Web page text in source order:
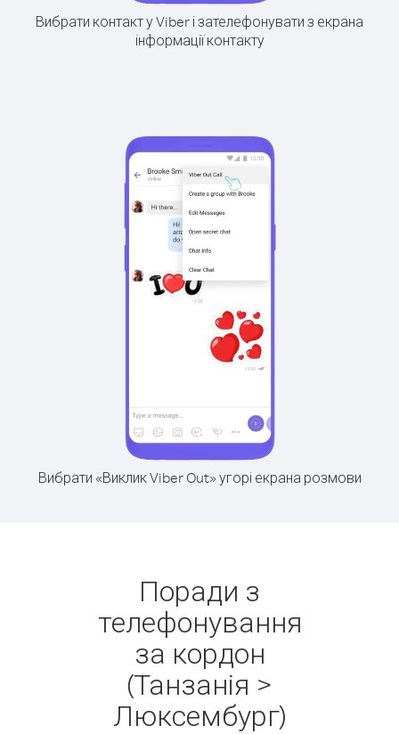
Вибрати контакт у Viber і зателефонувати з екрана
інформації контакту
Вибрати «Виклик Viber Out» угорі екрана розмови
Поради з
телефонування
за кордон
(Танзанія >
Люксембург)